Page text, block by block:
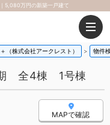
万円の新築一戸建て
（株式会社アークレスト） 物件
全4棟 1号棟
MAPで確認